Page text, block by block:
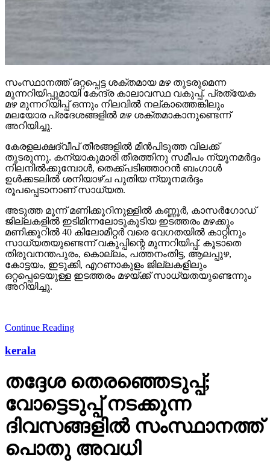
സംസ്ഥാനത്ത് ഒറ്റപ്പെട്ട ശക്തമായ മഴ തുടരുമെന്ന
മുന്നറിയിപ്പുമായി കേന്ദ്ര കാലാവസ്ഥ വകുപ്പ്. പ്രത്യേക
മഴ മുന്നറിയിപ്പ് ഒന്നും നിലവില്‍ നല്കാത്തെങ്കിലും
മലയോര പ്രദേശങ്ങളില്‍ മഴ ശക്തമാകാനുണ്ടെന്ന്
അറിയിച്ചു.
കേരളലക്ഷദ്വീപ് തീരങ്ങളില്‍ മീന്‍പിടുത്ത വിലക്ക്
തുടരുന്നു. കന്യാകുമാരി തീരത്തിനു സമീപം ന്യൂനമര്‍ദ്ദം
നിലനില്‍ക്കുമ്പോള്‍, തെക്ക്പടിഞ്ഞാറന്‍ ബംഗാള്‍
ഉള്‍ക്കടലില്‍ ശനിയാഴ്ച പുതിയ ന്യൂനമര്‍ദ്ദം
രൂപപ്പെടാനാണ് സാധ്യത.
അടുത്ത മൂന്ന് മണിക്കൂറിനുള്ളില്‍ കണ്ണൂര്‍, കാസര്‍ഗോഡ്
ജില്ലകളില്‍ ഇടിമിന്നലോടുകൂടിയ ഇടത്തരം മഴക്കും
മണിക്കൂറില്‍ 40 കിലോമീറ്റര്‍ വരെ വേഗതയില്‍ കാറ്റിനും
സാധ്യതയുണ്ടെന്ന് വകുപ്പിന്റെ മുന്നറിയിപ്പ്. കൂടാതെ
തിരുവനന്തപുരം, കൊല്ലം, പത്തനംതിട്ട, ആലപ്പുഴ,
കോട്ടയം, ഇടുക്കി, എറണാകുളം ജില്ലകളിലും
ഒറ്റപ്പെടെയുള്ള ഇടത്തരം മഴയ്ക്ക് സാധ്യതയുണ്ടെന്നും
അറിയിച്ചു.
Continue Reading
kerala
തദ്ദേശ തെരഞ്ഞെടുപ്പ്;
വോട്ടെടുപ്പ് നടക്കുന്ന
ദിവസങ്ങളില്‍ സംസ്ഥാനത്ത്
പൊതു അവധി